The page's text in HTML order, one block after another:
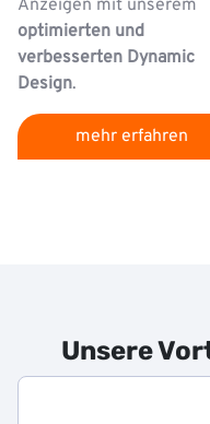
Anzeigen mit unserem
optimierten und
verbesserten Dynamic
Design.
mehr erfahren
Unsere